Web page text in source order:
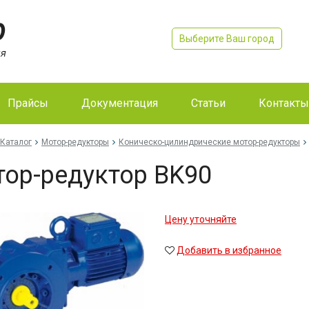
Выберите Ваш город
Прайсы Документация Статьи Контакты
Каталог Мотор-редукторы Коническо-цилиндрические мотор-редукторы
редуктор BK90
Цену уточняйте
Добавить в избранное